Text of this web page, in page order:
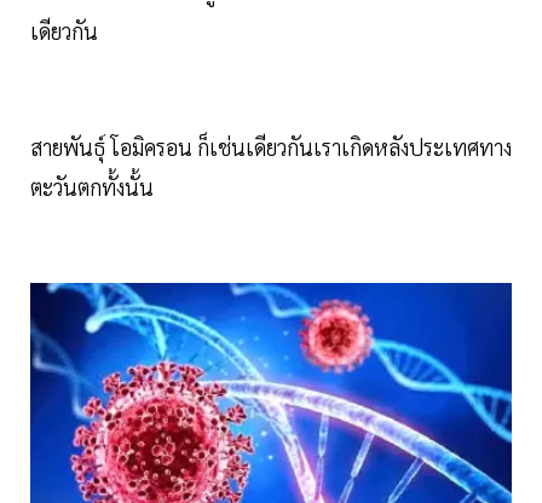
เดียวกัน
สายพันธุ์ โอมิครอน ก็เช่นเดียวกันเราเกิดหลังประเทศทาง
ตะวันตกทั้งนั้น